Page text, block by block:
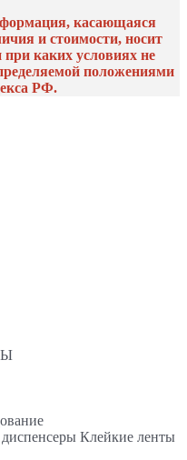
касающаяся
и стоимости, носит
каких условиях не
положениями
РФ.
Клейкие ленты